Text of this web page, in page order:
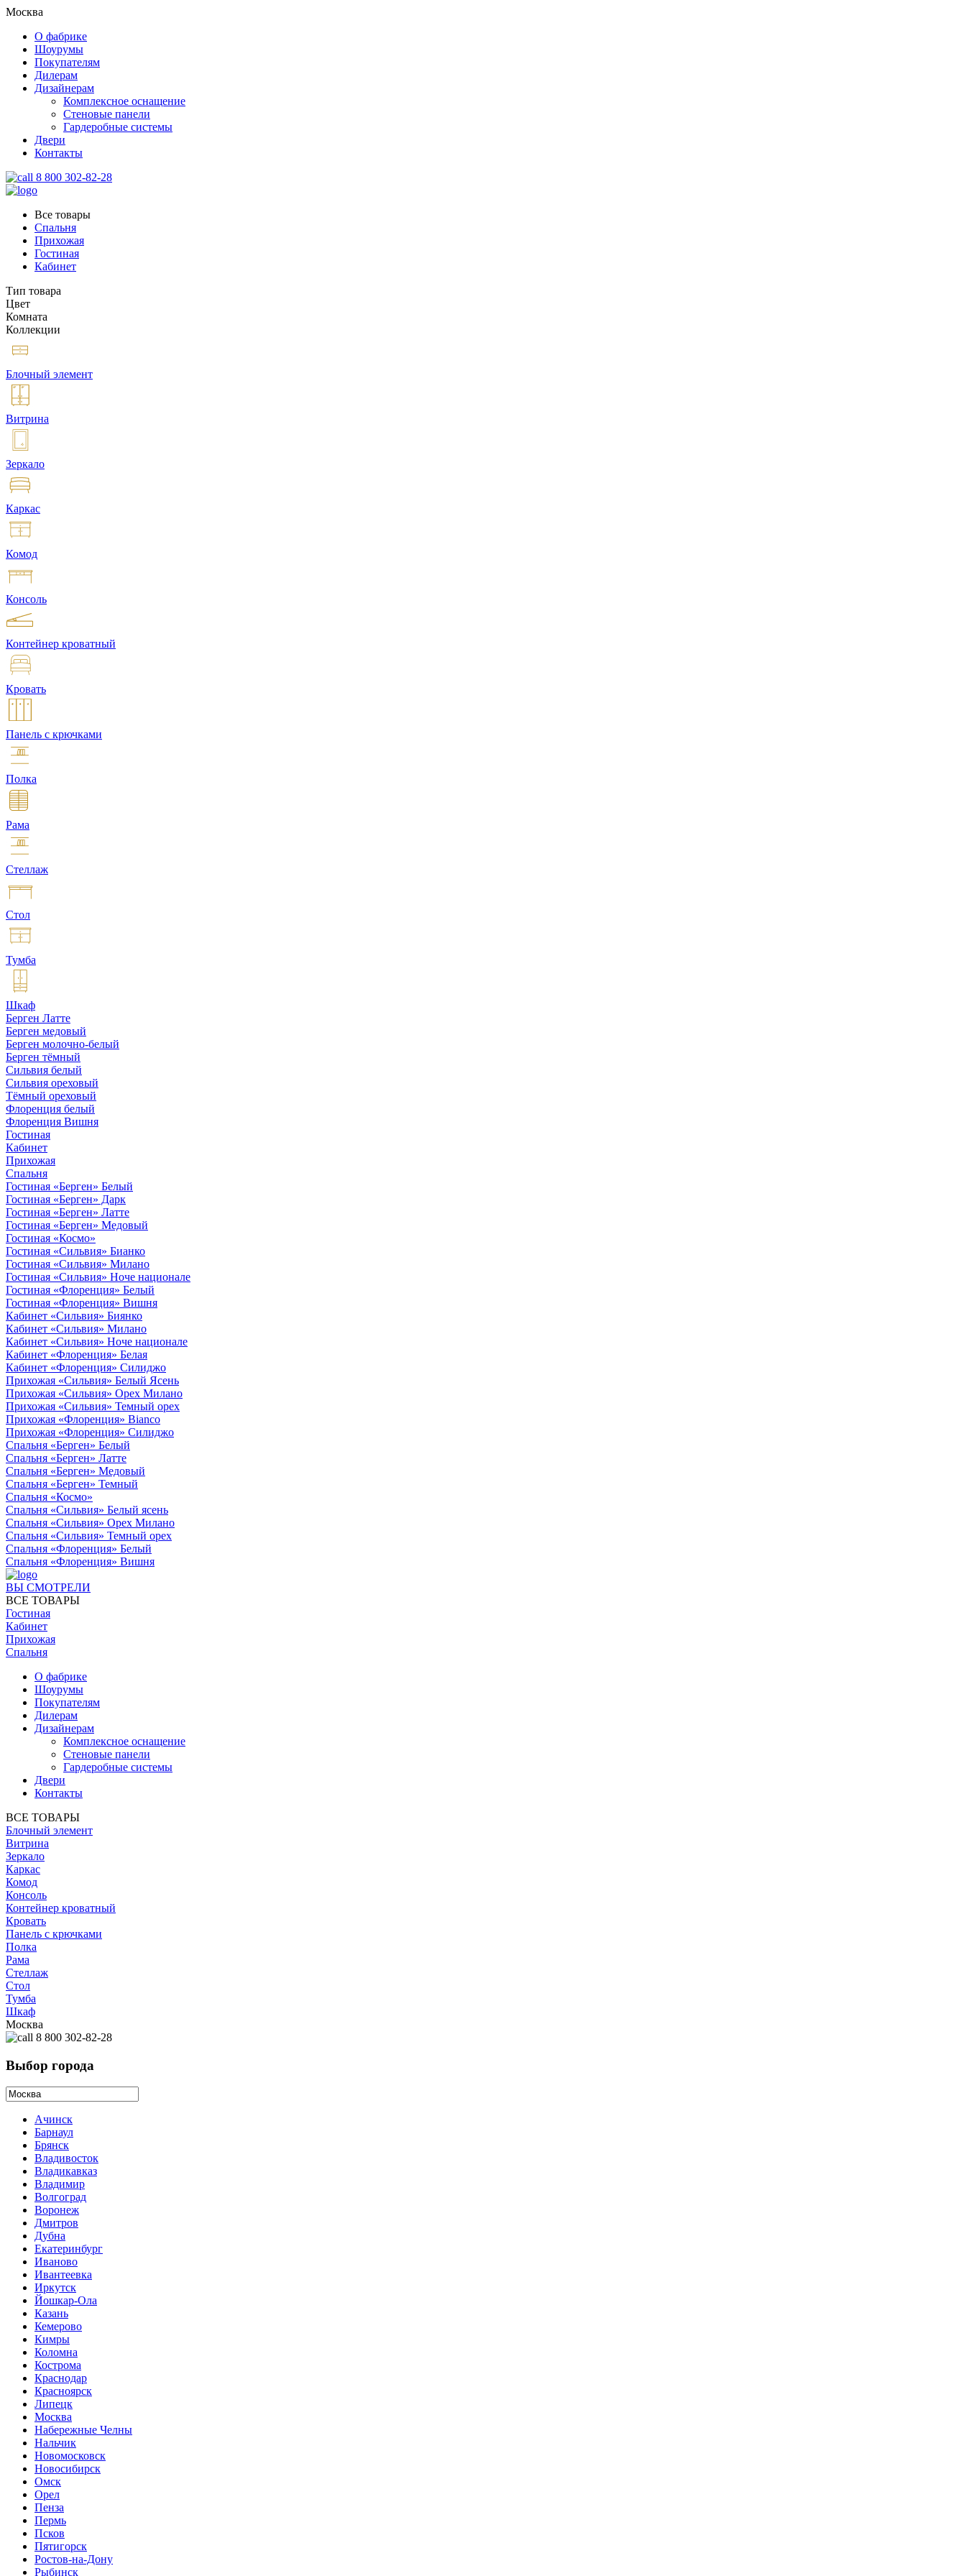
Москва
О фабрике
Шоурумы
Покупателям
Дилерам
Дизайнерам
Комплексное оснащение
Стеновые панели
Гардеробные системы
Двери
Контакты
8 800 302-82-28
Все товары
Спальня
Прихожая
Гостиная
Кабинет
Тип товара
Цвет
Комната
Коллекции
Блочный элемент
Витрина
Зеркало
Каркас
Комод
Консоль
Контейнер кроватный
Кровать
Панель с крючками
Полка
Рама
Стеллаж
Стол
Тумба
Шкаф
Берген Латте
Берген медовый
Берген молочно-белый
Берген тёмный
Сильвия белый
Сильвия ореховый
Тёмный ореховый
Флоренция белый
Флоренция Вишня
Гостиная
Кабинет
Прихожая
Спальня
Гостиная «Берген» Белый
Гостиная «Берген» Дарк
Гостиная «Берген» Латте
Гостиная «Берген» Медовый
Гостиная «Космо»
Гостиная «Сильвия» Бианко
Гостиная «Сильвия» Милано
Гостиная «Сильвия» Ноче национале
Гостиная «Флоренция» Белый
Гостиная «Флоренция» Вишня
Кабинет «Сильвия» Биянко
Кабинет «Сильвия» Милано
Кабинет «Сильвия» Ноче национале
Кабинет «Флоренция» Белая
Кабинет «Флоренция» Силиджо
Прихожая «Сильвия» Белый Ясень
Прихожая «Сильвия» Орех Милано
Прихожая «Сильвия» Темный орех
Прихожая «Флоренция» Bianco
Прихожая «Флоренция» Силиджо
Спальня «Берген» Белый
Спальня «Берген» Латте
Спальня «Берген» Медовый
Спальня «Берген» Темный
Спальня «Космо»
Спальня «Сильвия» Белый ясень
Спальня «Сильвия» Орех Милано
Спальня «Сильвия» Темный орех
Спальня «Флоренция» Белый
Спальня «Флоренция» Вишня
ВЫ СМОТРЕЛИ
ВСЕ ТОВАРЫ
Гостиная
Кабинет
Прихожая
Спальня
О фабрике
Шоурумы
Покупателям
Дилерам
Дизайнерам
Комплексное оснащение
Стеновые панели
Гардеробные системы
Двери
Контакты
ВСЕ ТОВАРЫ
Блочный элемент
Витрина
Зеркало
Каркас
Комод
Консоль
Контейнер кроватный
Кровать
Панель с крючками
Полка
Рама
Стеллаж
Стол
Тумба
Шкаф
Москва
8 800 302-82-28
Выбор города
Ачинск
Барнаул
Брянск
Владивосток
Владикавказ
Владимир
Волгоград
Воронеж
Дмитров
Дубна
Екатеринбург
Иваново
Ивантеевка
Иркутск
Йошкар-Ола
Казань
Кемерово
Кимры
Коломна
Кострома
Краснодар
Красноярск
Липецк
Москва
Набережные Челны
Нальчик
Новомосковск
Новосибирск
Омск
Орел
Пенза
Пермь
Псков
Пятигорск
Ростов-на-Дону
Рыбинск